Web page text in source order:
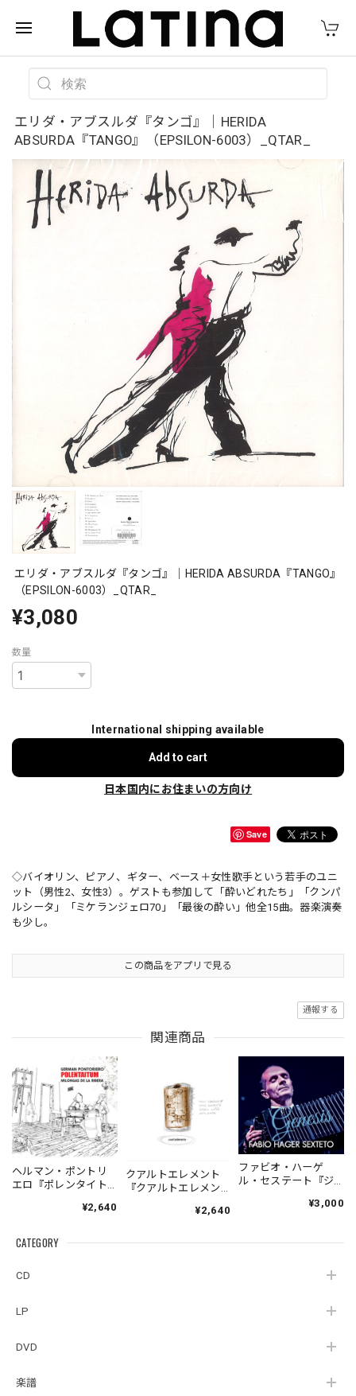
CATEGORY
CD
LP
DVD
楽譜
エリダ・アブスルダ『タンゴ』｜HERIDA
ABSURDA『TANGO』（EPSILON-6003）_QTAR_
エリダ・アブスルダ『タンゴ』｜HERIDA ABSURDA『TANGO』
（EPSILON-6003）_QTAR_
¥3,080
数量
International shipping available
Add to cart
日本国内にお住まいの方向け
Save
◇バイオリン、ピアノ、ギター、ベース＋女性歌手という若手のユニ
ット（男性2、女性3）。ゲストも参加して「酔いどれたち」「クンパ
ルシータ」「ミケランジェロ70」「最後の酔い」他全15曲。器楽演奏
も少し。
この商品をアプリで見る
通報する
関連商品
ヘルマン・ポントリ
エロ『ポレンタイト
Pontoriero『POLENT
la Ribera』
¥2,640
クアルトエレメント
『クアルトエレメン
Cuartoelemento『Cu
（007RECORDS-27）
¥2,640
ファビオ・ハーゲ
ル・セステート『ジ
¥3,000